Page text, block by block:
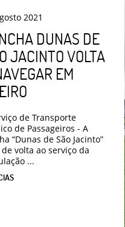
2021
DUNAS DE
JACINTO VOLTA
EM
de Transporte
de Passageiros - A
“Dunas de São Jacinto”
volta ao serviço da
...